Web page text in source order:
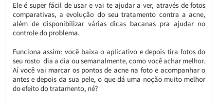
Ele é super fácil de usar e vai te ajudar a ver, através de fotos
comparativas, a evolução do seu tratamento contra a acne,
além de disponibilizar várias dicas bacanas pra ajudar no
controle do problema.
Funciona assim: você baixa o aplicativo e depois tira fotos do
seu rosto dia a dia ou semanalmente, como você achar melhor.
Aí você vai marcar os pontos de acne na foto e acompanhar o
antes e depois da sua pele, o que dá uma noção muito melhor
do efeito do tratamento, né?